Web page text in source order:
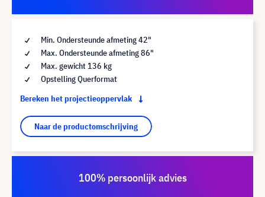
Min. Ondersteunde afmeting 42"
Max. Ondersteunde afmeting 86"
Max. gewicht 136 kg
Opstelling Querformat
Bereken het projectieoppervlak
Naar de productomschrijving
100% persoonlijk advies